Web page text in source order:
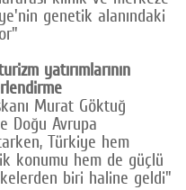
genetik alanındaki
yatırımlarının
Murat Göktuğ
Doğu Avrupa
Türkiye hem
konumu hem de güçlü
biri haline geldi"